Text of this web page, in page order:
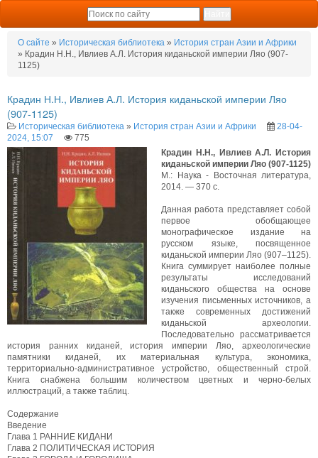
О сайте » Историческая библиотека » История стран Азии и Африки
» Крадин Н.Н., Ивлиев А.Л. История киданьской империи Ляо (907-
1125)
Крадин Н.Н., Ивлиев А.Л. История киданьской империи Ляо
(907-1125)
Историческая библиотека » История стран Азии и Африки
28-04-
2024, 15:07
775
Крадин Н.Н., Ивлиев А.Л. История
киданьской империи Ляо (907-1125)
М.: Наука - Восточная литература,
2014. — 370 с.
Данная работа представляет собой
первое обобщающее
монографическое издание на
русском языке, посвященное
киданьской империи Ляо (907–1125).
Книга суммирует наиболее полные
результаты исследований
киданьского общества на основе
изучения письменных источников, а
также современных достижений
киданьской археологии.
Последовательно рассматривается
история ранних киданей, история империи Ляо, археологические
памятники киданей, их материальная культура, экономика,
территориально-административное устройство, общественный строй.
Книга снабжена большим количеством цветных и черно-белых
иллюстраций, а также таблиц.
Содержание
Введение
Глава 1 РАННИЕ КИДАНИ
Глава 2 ПОЛИТИЧЕСКАЯ ИСТОРИЯ